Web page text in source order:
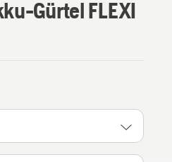
Gürtel FLEXI